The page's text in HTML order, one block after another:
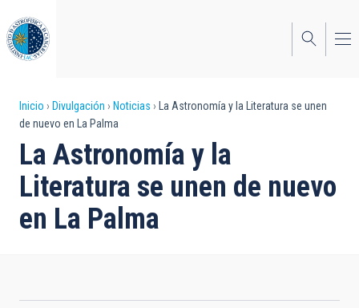
al
contenido
principal
Sobrescribir
enlaces
de
ayuda
a
Inicio Divulgación Noticias
La Astronomía y la Literatura se unen
de nuevo en La Palma
La Astronomía y la
Literatura se unen de nuevo
en La Palma